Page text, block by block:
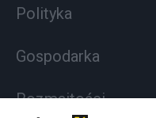
Polityka
Gospodarka
Rozmaitości